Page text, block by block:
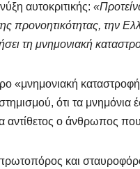
αυτοκριτικής:
προνοητικότητας, την
τη μνημονιακή
«μνημονιακή
ότι τα
αντίθετος ο άνθρωπος
και